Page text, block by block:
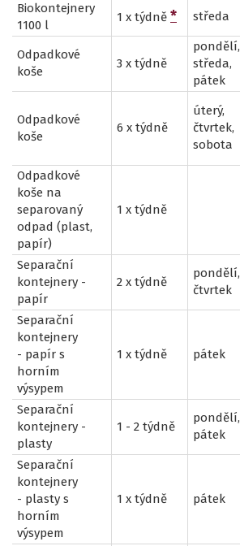
Biokontejnery
1100 l
1 x týdně * středa
Odpadkové
koše
3 x týdně
pondělí,
středa,
pátek
Odpadkové
koše
6 x týdně
úterý,
čtvrtek,
sobota
Odpadkové
koše na
separovaný
odpad (plast,
papír)
1 x týdně
Separační
kontejnery -
papír
2 x týdně
pondělí,
čtvrtek
Separační
kontejnery
- papír s
horním
výsypem
1 x týdně pátek
Separační
kontejnery -
plasty
1 - 2 týdně
pondělí,
pátek
Separační
kontejnery
- plasty s
horním
výsypem
1 x týdně pátek